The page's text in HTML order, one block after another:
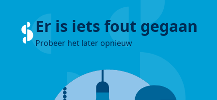
Er is iets fout gegaan
Probeer het later opnieuw